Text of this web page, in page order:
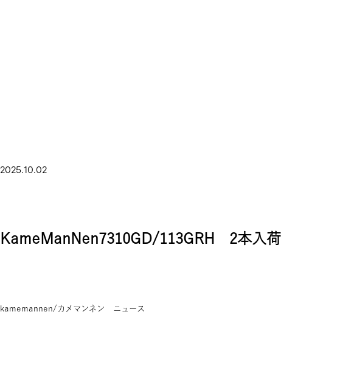
2025.10.02
KameManNen7310GD/113GRH 2本入荷
kamemannen/カメマンネン ニュース